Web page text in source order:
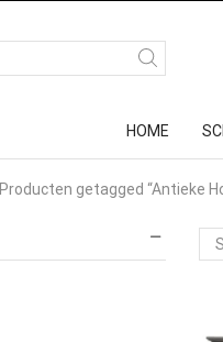
HOME
Producten getagged “Antieke